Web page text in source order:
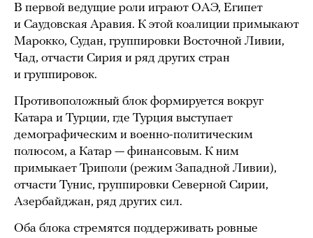
В первой ведущие роли играют ОАЭ, Египет
и Саудовская Аравия. К этой коалиции примыкают
Марокко, Судан, группировки Восточной Ливии,
Чад, отчасти Сирия и ряд других стран
и группировок.
Противоположный блок формируется вокруг
Катара и Турции, где Турция выступает
демографическим и военно-политическим
полюсом, а Катар — финансовым. К ним
примыкает Триполи (режим Западной Ливии),
отчасти Тунис, группировки Северной Сирии,
Азербайджан, ряд других сил.
Оба блока стремятся поддерживать ровные